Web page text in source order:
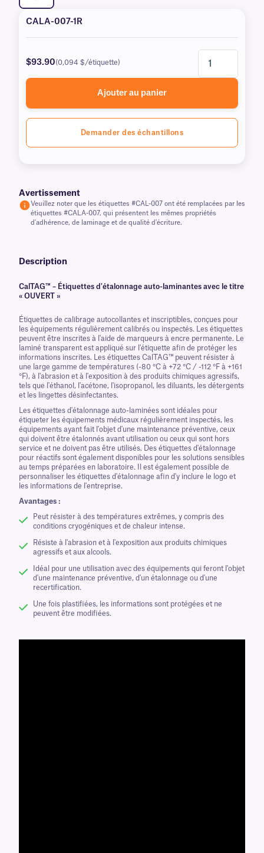
CALA-007-1R
$93.90(0,094 $/étiquette)
Ajouter au panier
Demander des échantillons
Avertissement
Veuillez noter que les étiquettes #CAL-007 ont été remplacées par les
étiquettes #CALA-007, qui présentent les mêmes propriétés
d'adhérence, de laminage et de qualité d'écriture.
Description
CalTAG™ – Étiquettes d'étalonnage auto-laminantes avec le titre
« OUVERT »
Étiquettes de calibrage autocollantes et inscriptibles, conçues pour
les équipements régulièrement calibrés ou inspectés. Les étiquettes
peuvent être inscrites à l'aide de marqueurs à encre permanente. Le
laminé transparent est appliqué sur l'étiquette afin de protéger les
informations inscrites. Les étiquettes CalTAG™ peuvent résister à
une large gamme de températures (-80 °C à +72 °C / -112 °F à +161
°F), à l'abrasion et à l'exposition à des produits chimiques agressifs,
tels que l'éthanol, l'acétone, l'isopropanol, les diluants, les détergents
et les lingettes désinfectantes.
Les étiquettes d'étalonnage auto-laminées sont idéales pour
étiqueter les équipements médicaux régulièrement inspectés, les
équipements ayant fait l'objet d'une maintenance préventive, ceux
qui doivent être étalonnés avant utilisation ou ceux qui sont hors
service et ne doivent pas être utilisés. Des étiquettes d'étalonnage
pour réactifs sont également disponibles pour les solutions sensibles
au temps préparées en laboratoire. Il est également possible de
personnaliser les étiquettes d'étalonnage afin d'y inclure le logo et
les informations de l'entreprise.
Avantages :
Peut résister à des températures extrêmes, y compris des
conditions cryogéniques et de chaleur intense.
Résiste à l'abrasion et à l'exposition aux produits chimiques
agressifs et aux alcools.
Idéal pour une utilisation avec des équipements qui feront l'objet
d'une maintenance préventive, d'un étalonnage ou d'une
recertification.
Une fois plastifiées, les informations sont protégées et ne
peuvent être modifiées.